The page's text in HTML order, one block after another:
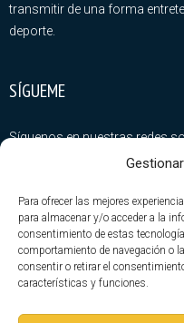
Para ofrecer las mejores
para almacenar y/o acceder a la
consentimiento de estas
comportamiento de navegación o
consentir o retirar el
características y funciones.
transmitir de una forma
deporte.
SÍGUEME
Síguenos en nuestras redes
todas nuestras novedades
ÚLTIMA ENTRADAS